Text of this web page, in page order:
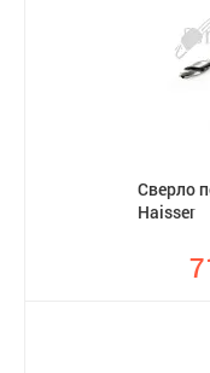
Сверло
Haisser